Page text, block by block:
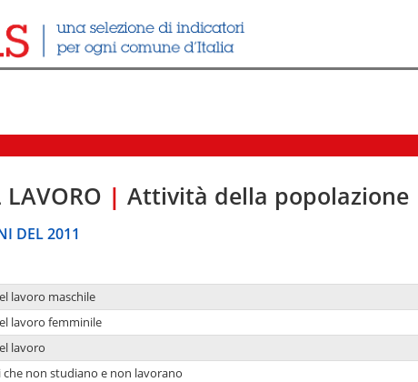
LAVORO | Attività della popolazione
DEL 2011
lavoro maschile
lavoro femminile
lavoro
che non studiano e non lavorano